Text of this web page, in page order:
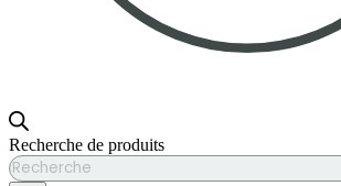
Recherche de produits